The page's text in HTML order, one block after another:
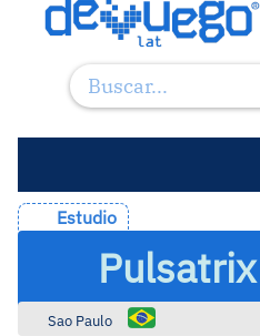
Estudio
Sao Paulo